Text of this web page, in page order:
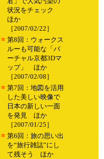
状況をチェック
ほか
［2007/02/22］
■ 第8回：ウォークス
ルーも可能な「バ
ーチャル京都3Dマ
ップ」 ほか
［2007/02/08］
■ 第7回：地図を活用
した美しい映像で
日本の新しい一面
を発見 ほか
［2007/01/25］
■ 第6回：旅の思い出
を“旅行雑誌”にし
て残そう ほか